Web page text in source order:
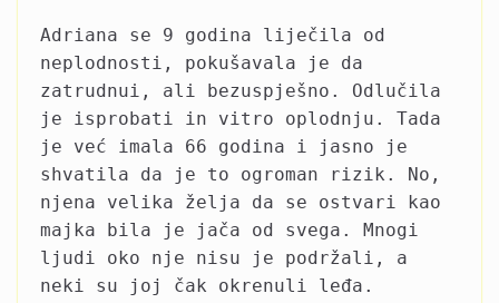
Adriana se 9 godina liječila od
neplodnosti, pokušavala je da
zatrudnui, ali bezuspješno. Odlučila
je isprobati in vitro oplodnju. Tada
je već imala 66 godina i jasno je
shvatila da je to ogroman rizik. No,
njena velika želja da se ostvari kao
majka bila je jača od svega. Mnogi
ljudi oko nje nisu je podržali, a
neki su joj čak okrenuli leđa.